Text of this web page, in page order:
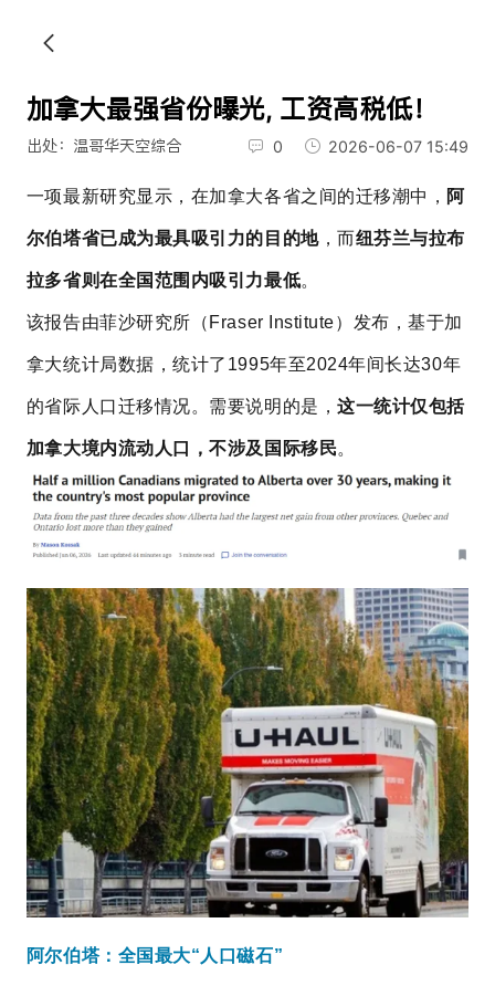
加拿大最强省份曝光, 工资高税低！
出处：温哥华天空综合 0 2026-06-07 15:49
一项最新研究显示，在加拿大各省之间的迁移潮中， 阿
尔伯塔省已成为最具吸引力的目的地，而纽芬兰与拉布
拉多省则在全国范围内吸引力最低。
该报告由菲沙研究所（Fraser Institute）发布，基于加
拿大统计局数据，统计了1995年至2024年间长达30年
的省际人口迁移情况。需要说明的是，这一统计仅包括
加拿大境内流动人口，不涉及国际移民。
阿尔伯塔：全国最大“人口磁石”